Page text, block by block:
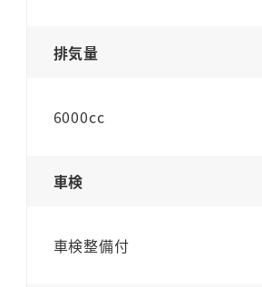
排気量
6000cc
車検
車検整備付